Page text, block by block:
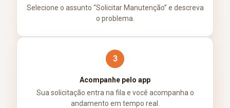
Selecione o assunto “Solicitar Manutenção” e descreva
o problema.
3
Acompanhe pelo app
Sua solicitação entra na fila e você acompanha o
andamento em tempo real.